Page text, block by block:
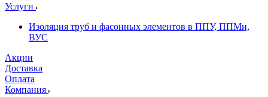
Услуги
Изоляция труб и фасонных элементов в ППУ, ППМи,
ВУС
Акции
Доставка
Оплата
Компания